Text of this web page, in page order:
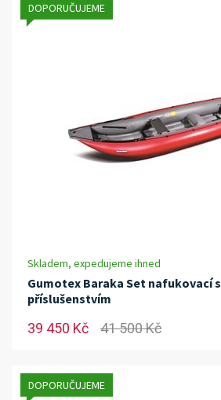
DOPORUČUJEME
Skladem, expedujeme ihned
Gumotex Baraka Set nafukovací s
příslušenstvím
39 450 Kč 41 500 Kč
DOPORUČUJEME